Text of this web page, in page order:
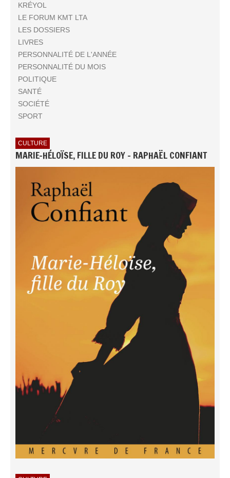
KRÉYOL
LE FORUM KMT LTA
LES DOSSIERS
LIVRES
PERSONNALITÉ DE L'ANNÉE
PERSONNALITÉ DU MOIS
POLITIQUE
SANTÉ
SOCIÉTÉ
SPORT
CULTURE
MARIE-HÉLOÏSE, FILLE DU ROY - RAPHAËL CONFIANT